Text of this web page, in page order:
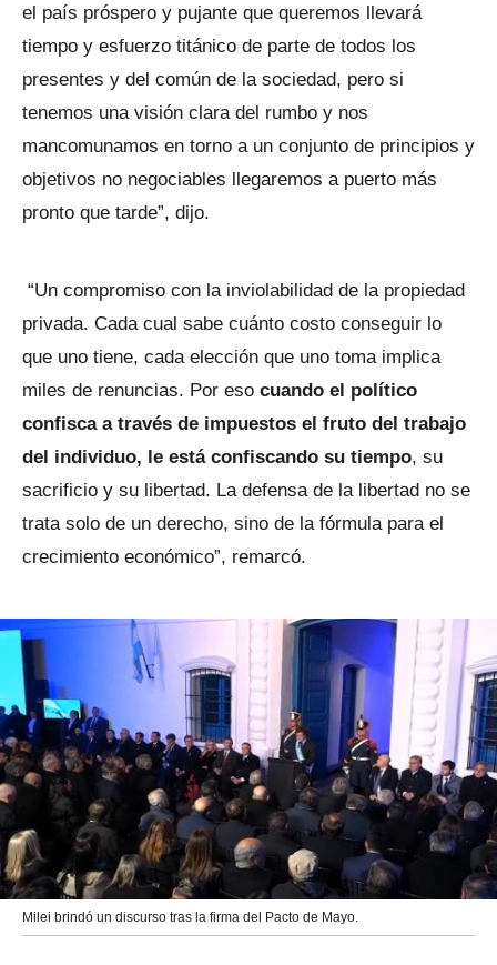
el país próspero y pujante que queremos llevará
tiempo y esfuerzo titánico de parte de todos los
presentes y del común de la sociedad, pero si
tenemos una visión clara del rumbo y nos
mancomunamos en torno a un conjunto de principios y
objetivos no negociables llegaremos a puerto más
pronto que tarde”, dijo.
“Un compromiso con la inviolabilidad de la propiedad
privada. Cada cual sabe cuánto costo conseguir lo
que uno tiene, cada elección que uno toma implica
miles de renuncias. Por eso cuando el político
confisca a través de impuestos el fruto del trabajo
del individuo, le está confiscando su tiempo, su
sacrificio y su libertad. La defensa de la libertad no se
trata solo de un derecho, sino de la fórmula para el
crecimiento económico”, remarcó.
Milei brindó un discurso tras la firma del Pacto de Mayo.